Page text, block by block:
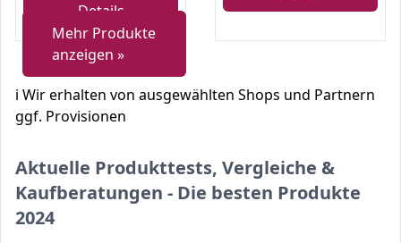
Details
Mehr Produkte
anzeigen »
ℹ️ Wir erhalten von ausgewählten Shops und Partnern
ggf. Provisionen
Aktuelle Produkttests, Vergleiche &
Kaufberatungen - Die besten Produkte
2024